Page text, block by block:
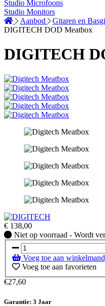
Studio Microfoons
Studio Monitors
Aanbod
Gitaren en
DIGITECH DOD Meatbox
DIGITECH
€ 138,00
Niet
op
voorraad
-
Wordt
verzonden
wanneer
Niet op voorraad - Wordt
Voeg toe aan
Voeg toe aan favorieten
€27,60
Garantie: 3 Jaar